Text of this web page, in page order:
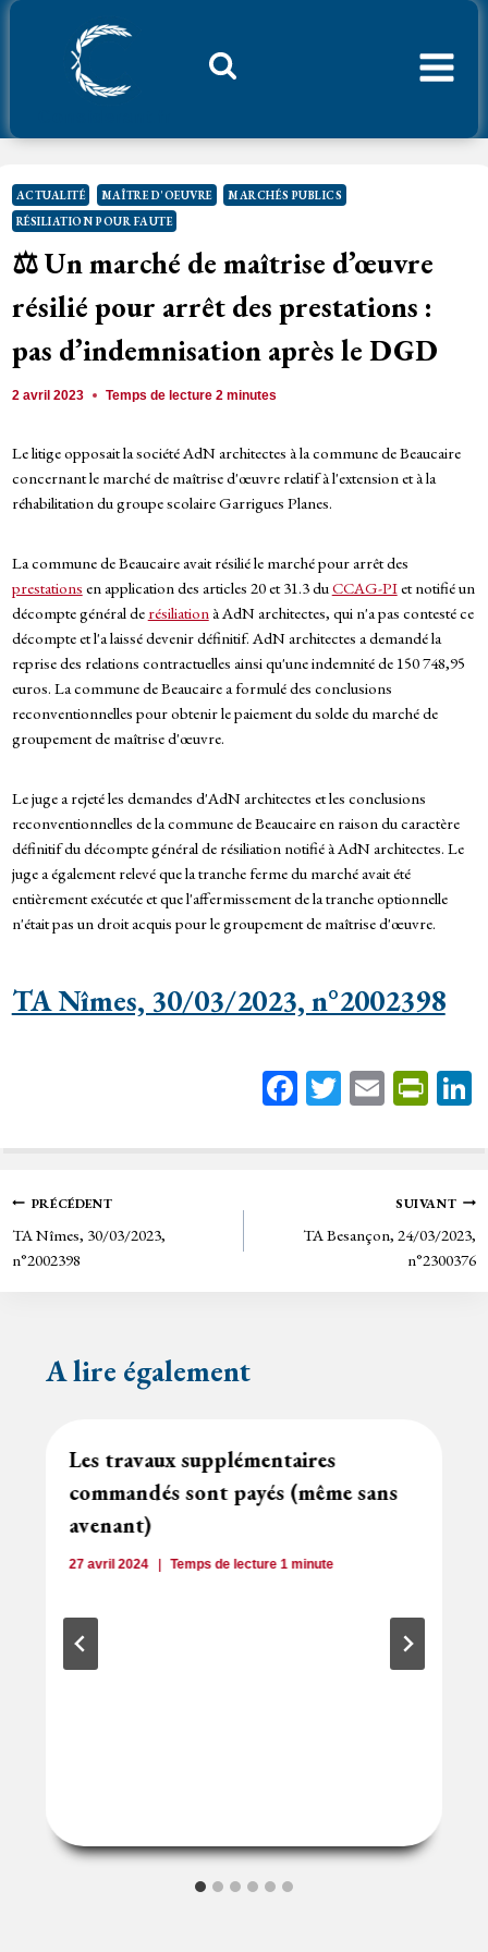
Aller
ACTUALITÉ MAÎTRE D'OEUVRE
MARCHÉS PUBLICS
RÉSILIATION POUR FAUTE
⚖️ Un marché de maîtrise d’œuvre
résilié pour arrêt des prestations :
pas d’indemnisation après le DGD
2 avril 2023 Temps de lecture2 minutes
Le litige opposait la société AdN architectes à la commune de Beaucaire
concernant le marché de maîtrise d'œuvre relatif à l'extension et à la
réhabilitation du groupe scolaire Garrigues Planes.
La commune de Beaucaire avait résilié le marché pour arrêt des
prestations en application des articles 20 et 31.3 duCCAG-PIet notifié un
décompte général de résiliationà AdN architectes, qui n'a pas contesté ce
décompte et l'a laissé devenir définitif. AdN architectes a demandé la
reprise des relations contractuelles ainsi qu'une indemnité de 150 748,95
euros. La commune de Beaucaire a formulé des conclusions
reconventionnelles pour obtenir le paiement du solde du marché de
groupement de maîtrise d'œuvre.
Le juge a rejeté les demandes d'AdN architectes et les conclusions
reconventionnelles de la commune de Beaucaire en raison du caractère
définitif du décompte général de résiliation notifié à AdN architectes. Le
juge a également relevé que la tranche ferme du marché avait été
entièrement exécutée et que l'affermissement de la tranche optionnelle
n'était pas un droit acquis pour le groupement de maîtrise d'œuvre.
TA Nîmes, 30/03/2023, n°2002398
Fa
bo
T
tt
E
ail
Pr
tF
rie
n
dl
Navigation
de
PRÉCÉDENT
TA Nîmes, 30/03/2023,
n°2002398
SUIVANT
TA Besançon, 24/03/2023,
n°2300376
A lire également
Les travaux supplémentaires
commandés sont payés (même sans
avenant)
27 avril 2024 Temps de lecture 1minute